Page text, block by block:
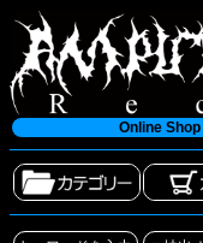
Online Shop